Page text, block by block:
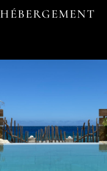
HÉBERGEMENT